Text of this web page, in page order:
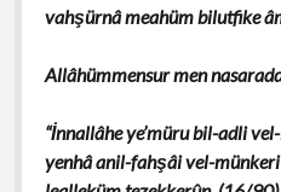
vahşürnâ meahüm bilutfike
Allâhümmensur men
“İnnallâhe ye’müru bil-adli
yenhâ anil-fahşâi vel-